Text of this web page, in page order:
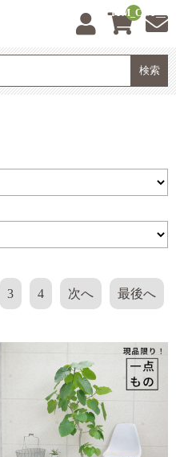
__ITM_CNT__
3 4 次へ 最後へ